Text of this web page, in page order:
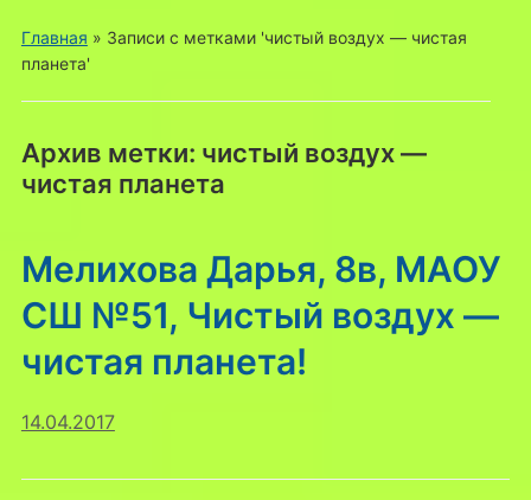
Главная » Записи с метками 'чистый воздух — чистая
планета'
Архив метки: чистый воздух —
чистая планета
Мелихова Дарья, 8в, МАОУ
СШ №51, Чистый воздух —
чистая планета!
14.04.2017